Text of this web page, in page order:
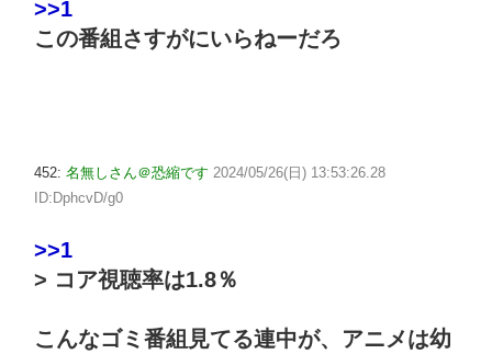
>>1
この番組さすがにいらねーだろ
452: 名無しさん＠恐縮です 2024/05/26(日) 13:53:26.28
ID:DphcvD/g0
>>1
> コア視聴率は1.8％
こんなゴミ番組見てる連中が、アニメは幼